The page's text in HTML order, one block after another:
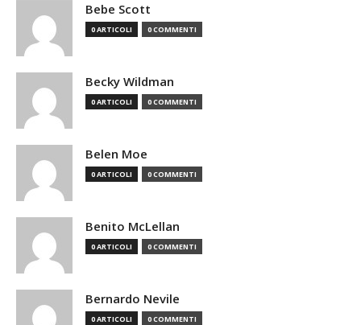
Bebe Scott
0 ARTICOLI 0 COMMENTI
Becky Wildman
0 ARTICOLI 0 COMMENTI
Belen Moe
0 ARTICOLI 0 COMMENTI
Benito McLellan
0 ARTICOLI 0 COMMENTI
Bernardo Nevile
0 ARTICOLI 0 COMMENTI